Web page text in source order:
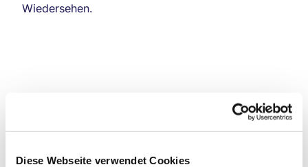
Diese Webseite verwendet Cookies
Wiedersehen.